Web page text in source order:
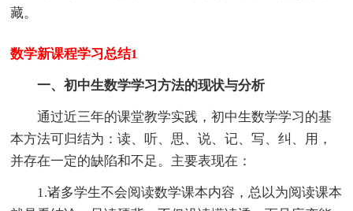
藏。
数学新课程学习总结1
一、初中生数学学习方法的现状与分析
通过近三年的课堂教学实践，初中生数学学习的基
本方法可归结为：读、听、思、说、记、写、纠、用，
并存在一定的缺陷和不足。主要表现在：
1.诸多学生不会阅读数学课本内容，总以为阅读课本